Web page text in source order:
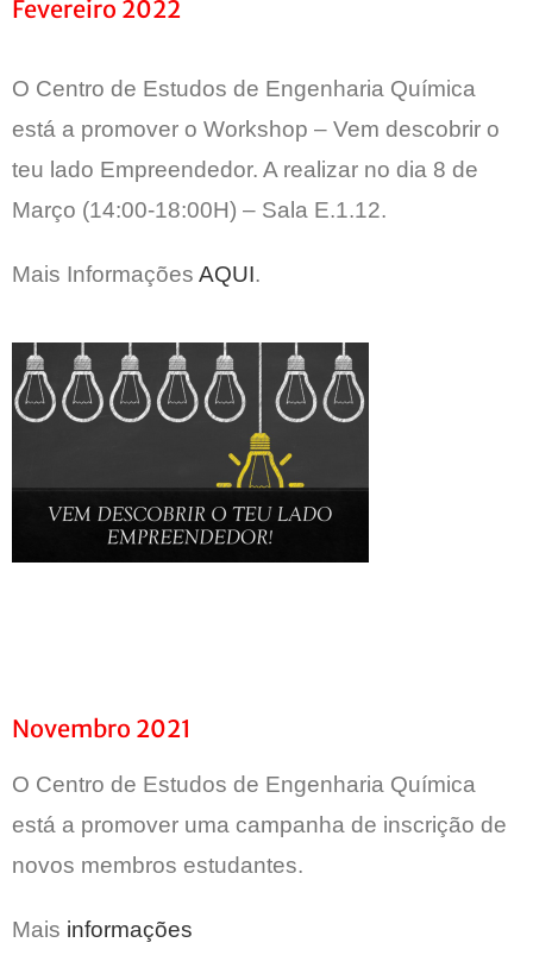
Fevereiro 2022
O Centro de Estudos de Engenharia Química
está a promover o Workshop – Vem descobrir o
teu lado Empreendedor. A realizar no dia 8 de
Março (14:00-18:00H) – Sala E.1.12.
Mais Informações AQUI.
Novembro 2021
O Centro de Estudos de Engenharia Química
está a promover uma campanha de inscrição de
novos membros estudantes.
Mais informações